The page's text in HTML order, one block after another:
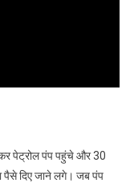
पेट्रोल पंप पहुंचे और 30
पैसे दिए जाने लगे। जब पंप